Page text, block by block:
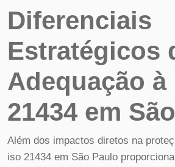
Diferenciais
Estratégicos
Adequação à
21434 em
Além dos impactos diretos na
iso 21434 em São Paulo